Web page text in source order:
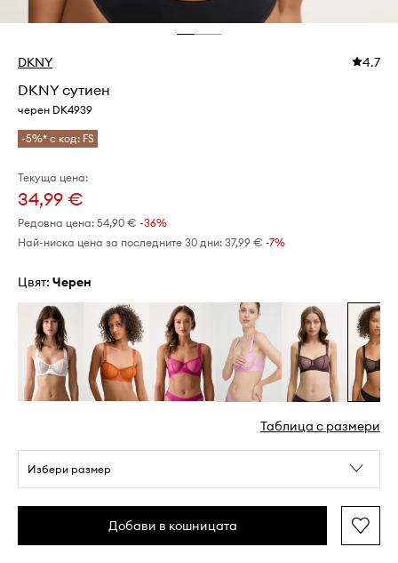
DKNY 4.7
DKNY сутиен
черен DK4939
-5%* с код: FS
Текуща цена:
34,99 €
Редовна цена: 54,90 € -36%
Най-ниска цена за последните 30 дни: 37,99 € -7%
Цвят: черен
Таблица с размери
Избери размер
Добави в кошницата